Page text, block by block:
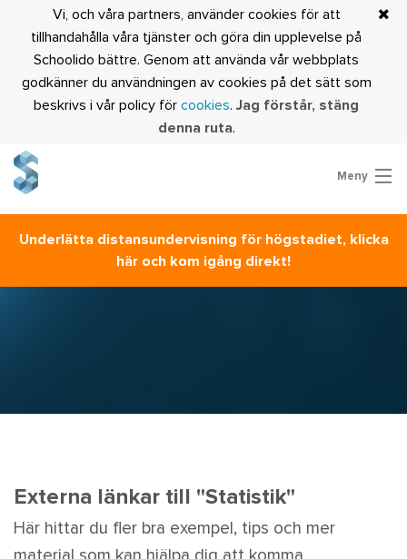
Vi, och våra partners, använder cookies för att
tillhandahålla våra tjänster och göra din upplevelse på
Schoolido bättre. Genom att använda vår webbplats
godkänner du användningen av cookies på det sätt som
beskrivs i vår policy för cookies. Jag förstår, stäng
denna ruta.
Meny
Är du lärare?
Underlätta distansundervisning för högstadiet, klicka
här och kom igång direkt!
Externa länkar till "Statistik"
Här hittar du fler bra exempel, tips och mer